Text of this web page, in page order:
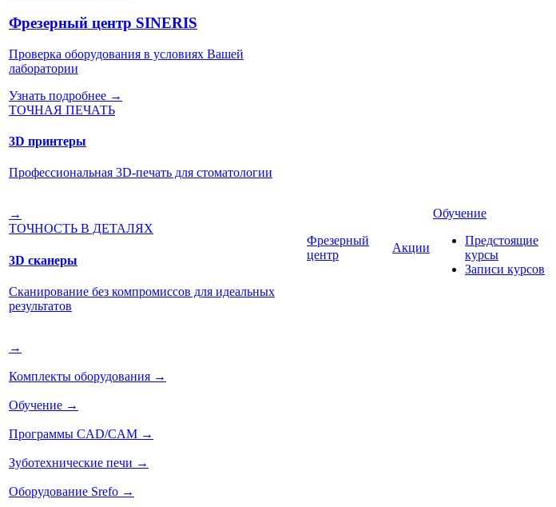
Фрезерный центр SINERIS
Проверка оборудования в условиях Вашей
лаборатории
Узнать подробнее →
ТОЧНАЯ ПЕЧАТЬ
3D принтеры
Профессиональная 3D-печать для стоматологии
→
ТОЧНОСТЬ В ДЕТАЛЯХ
3D сканеры
Сканирование без компромиссов для идеальных
результатов
→
Комплекты оборудования →
Обучение →
Программы CAD/CAM →
Зуботехнические печи →
Оборудование Srefo →
Фрезерный
центр
Акции
Обучение
Предстоящие
курсы
Записи курсов